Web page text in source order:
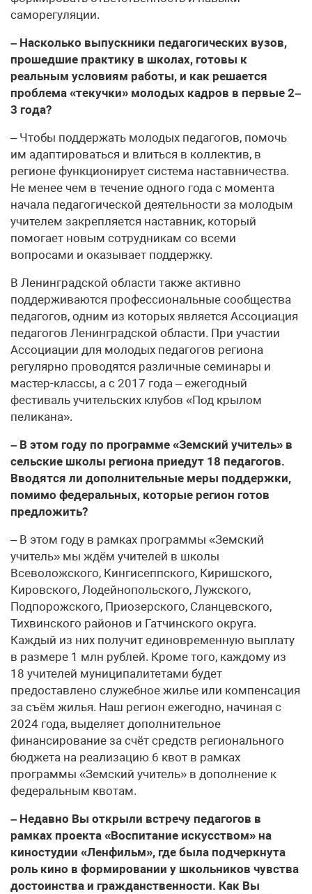
саморегуляции.
– Насколько выпускники педагогических вузов,
прошедшие практику в школах, готовы к
реальным условиям работы, и как решается
проблема «текучки» молодых кадров в первые 2–
3 года?
– Чтобы поддержать молодых педагогов, помочь
им адаптироваться и влиться в коллектив, в
регионе функционирует система наставничества.
Не менее чем в течение одного года с момента
начала педагогической деятельности за молодым
учителем закрепляется наставник, который
помогает новым сотрудникам со всеми
вопросами и оказывает поддержку.
В Ленинградской области также активно
поддерживаются профессиональные сообщества
педагогов, одним из которых является Ассоциация
педагогов Ленинградской области. При участии
Ассоциации для молодых педагогов региона
регулярно проводятся различные семинары и
мастер-классы, а с 2017 года – ежегодный
фестиваль учительских клубов «Под крылом
пеликана».
– В этом году по программе «Земский учитель» в
сельские школы региона приедут 18 педагогов.
Вводятся ли дополнительные меры поддержки,
помимо федеральных, которые регион готов
предложить?
– В этом году в рамках программы «Земский
учитель» мы ждём учителей в школы
Всеволожского, Кингисеппского, Киришского,
Кировского, Лодейнопольского, Лужского,
Подпорожского, Приозерского, Сланцевского,
Тихвинского районов и Гатчинского округа.
Каждый из них получит единовременную выплату
в размере 1 млн рублей. Кроме того, каждому из
18 учителей муниципалитетами будет
предоставлено служебное жилье или компенсация
за съём жилья. Наш регион ежегодно, начиная с
2024 года, выделяет дополнительное
финансирование за счёт средств регионального
бюджета на реализацию 6 квот в рамках
программы «Земский учитель» в дополнение к
федеральным квотам.
– Недавно Вы открыли встречу педагогов в
рамках проекта «Воспитание искусством» на
киностудии «Ленфильм», где была подчеркнута
роль кино в формировании у школьников чувства
достоинства и гражданственности. Как Вы